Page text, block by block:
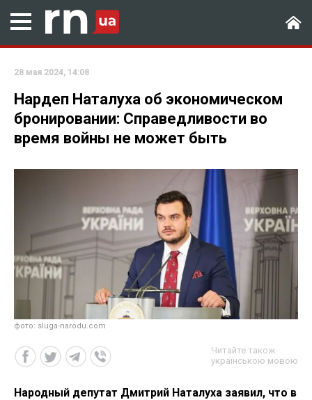
28 мая 2024, 14:08
Нардеп Наталуха об экономическом
бронировании: Справедливости во
время войны не может быть
фото: sluga-narodu.com
Читайте також
українською мовою
Народный депутат Дмитрий Наталуха заявил, что в